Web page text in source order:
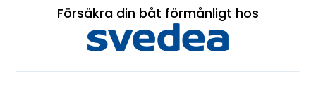
Försäkra din båt förmånligt hos